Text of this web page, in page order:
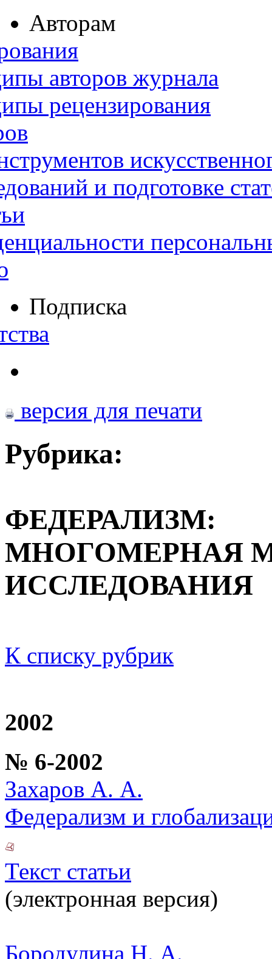
Авторам
авторов журнала
рецензирования
и подготовке
Подписка
версия для печати
Рубрика:
ФЕДЕРАЛИЗМ:
МНОГОМЕРНАЯ
ИССЛЕДОВАНИЯ
К списку рубрик
2002
№ 6-2002
Захаров А. А.
Федерализм и
Текст статьи
(электронная версия)
Бородулина Н. А.